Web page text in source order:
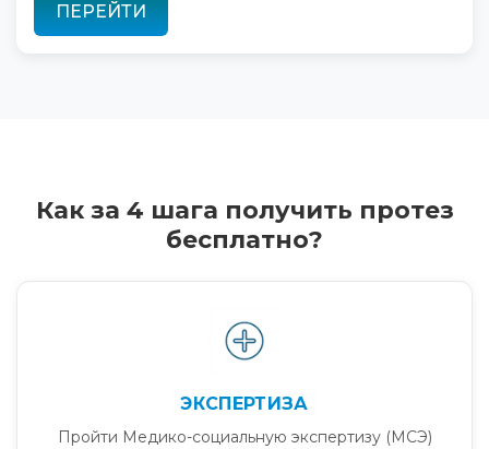
ПЕРЕЙТИ
Как за 4 шага получить протез
бесплатно?
ЭКСПЕРТИЗА
Пройти Медико-социальную экспертизу (МСЭ)